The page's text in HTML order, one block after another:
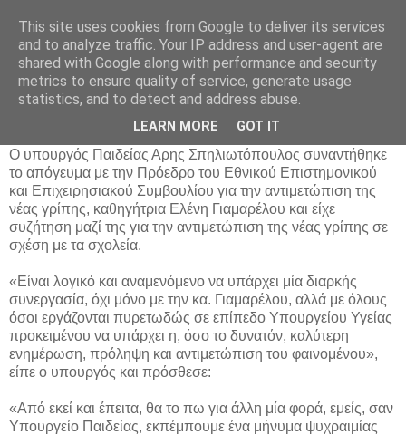
Parakato.gr
Κανονικά ανοίγουν τα σχολεία
O υπουργός Παιδείας Αρης Σπηλιωτόπουλος συναντήθηκε
το απόγευμα με την Πρόεδρο του Εθνικού Επιστημονικού
και Επιχειρησιακού Συμβουλίου για την αντιμετώπιση της
νέας γρίπης, καθηγήτρια Ελένη Γιαμαρέλου και είχε
συζήτηση μαζί της για την αντιμετώπιση της νέας γρίπης σε
σχέση με τα σχολεία.
«Είναι λογικό και αναμενόμενο να υπάρχει μία διαρκής
συνεργασία, όχι μόνο με την κα. Γιαμαρέλου, αλλά με όλους
όσοι εργάζονται πυρετωδώς σε επίπεδο Υπουργείου Υγείας
προκειμένου να υπάρχει η, όσο το δυνατόν, καλύτερη
ενημέρωση, πρόληψη και αντιμετώπιση του φαινομένου»,
είπε ο υπουργός και πρόσθεσε:
«Από εκεί και έπειτα, θα το πω για άλλη μία φορά, εμείς, σαν
Υπουργείο Παιδείας, εκπέμπουμε ένα μήνυμα ψυχραιμίας
This site uses cookies from Google to deliver its services
and to analyze traffic. Your IP address and user-agent are
shared with Google along with performance and security
metrics to ensure quality of service, generate usage
statistics, and to detect and address abuse.
LEARN MORE GOT IT